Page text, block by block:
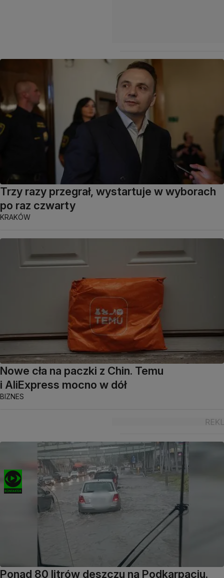
Trzy razy przegrał, wystartuje w wyborach
po raz czwarty
KRAKÓW
Nowe cła na paczki z Chin. Temu
i AliExpress mocno w dół
BIZNES
Ponad 80 litrów deszczu na Podkarpaciu.